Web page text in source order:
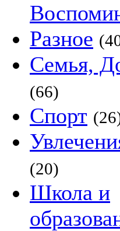
Разное
Семья,
(66)
Спорт
(20)
Школа и